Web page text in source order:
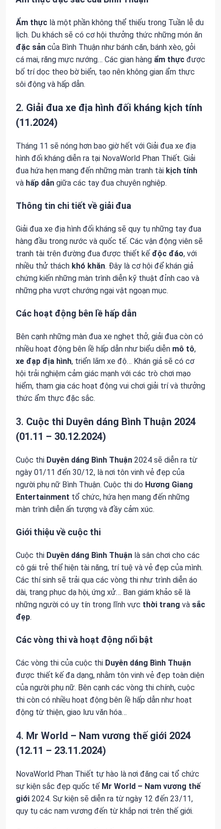
Ẩm thực là một phần không thể thiếu trong Tuần lễ du
lịch. Du khách sẽ có cơ hội thưởng thức những món ăn
đặc sản của Bình Thuận như bánh căn, bánh xèo, gỏi
cá mai, răng mực nướng… Các gian hàng ẩm thực được
bố trí dọc theo bờ biển, tạo nên không gian ẩm thực
sôi động và hấp dẫn.
2. Giải đua xe địa hình đối kháng kịch tính
(11.2024)
Tháng 11 sẽ nóng hơn bao giờ hết với Giải đua xe địa
hình đối kháng diễn ra tại NovaWorld Phan Thiết. Giải
đua hứa hẹn mang đến những màn tranh tài kịch tính
và hấp dẫn giữa các tay đua chuyên nghiệp.
Thông tin chi tiết về giải đua
Giải đua xe địa hình đối kháng sẽ quy tụ những tay đua
hàng đầu trong nước và quốc tế. Các vận động viên sẽ
tranh tài trên đường đua được thiết kế độc đáo, với
nhiều thử thách khó khăn. Đây là cơ hội để khán giả
chứng kiến những màn trình diễn kỹ thuật đỉnh cao và
những pha vượt chướng ngại vật ngoạn mục.
Các hoạt động bên lề hấp dẫn
Bên cạnh những màn đua xe nghẹt thở, giải đua còn có
nhiều hoạt động bên lề hấp dẫn như biểu diễn mô tô,
xe đạp địa hình, triển lãm xe độ… Khán giả sẽ có cơ
hội trải nghiệm cảm giác mạnh với các trò chơi mạo
hiểm, tham gia các hoạt động vui chơi giải trí và thưởng
thức ẩm thực đặc sắc.
3. Cuộc thi Duyên dáng Bình Thuận 2024
(01.11 – 30.12.2024)
Cuộc thi Duyên dáng Bình Thuận 2024 sẽ diễn ra từ
ngày 01/11 đến 30/12, là nơi tôn vinh vẻ đẹp của
người phụ nữ Bình Thuận. Cuộc thi do Hương Giang
Entertainment tổ chức, hứa hẹn mang đến những
màn trình diễn ấn tượng và đầy cảm xúc.
Giới thiệu về cuộc thi
Cuộc thi Duyên dáng Bình Thuận là sân chơi cho các
cô gái trẻ thể hiện tài năng, trí tuệ và vẻ đẹp của mình.
Các thí sinh sẽ trải qua các vòng thi như trình diễn áo
dài, trang phục dạ hội, ứng xử… Ban giám khảo sẽ là
những người có uy tín trong lĩnh vực thời trang và sắc
đẹp.
Các vòng thi và hoạt động nổi bật
Các vòng thi của cuộc thi Duyên dáng Bình Thuận
được thiết kế đa dạng, nhằm tôn vinh vẻ đẹp toàn diện
của người phụ nữ. Bên cạnh các vòng thi chính, cuộc
thi còn có nhiều hoạt động bên lề hấp dẫn như hoạt
động từ thiện, giao lưu văn hóa…
4. Mr World – Nam vương thế giới 2024
(12.11 – 23.11.2024)
NovaWorld Phan Thiết tự hào là nơi đăng cai tổ chức
sự kiện sắc đẹp quốc tế Mr World – Nam vương thế
giới 2024. Sự kiện sẽ diễn ra từ ngày 12 đến 23/11,
quy tụ các nam vương đến từ khắp nơi trên thế giới.